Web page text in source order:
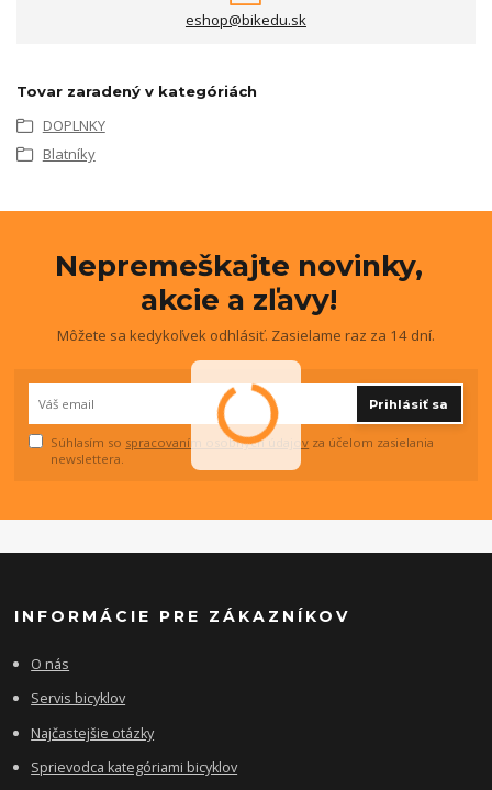
eshop@bikedu.sk
Tovar zaradený v kategóriách
DOPLNKY
Blatníky
Nepremeškajte novinky,
akcie a zľavy!
Môžete sa kedykoľvek odhlásiť. Zasielame raz za 14 dní.
Prihlásiť sa
Súhlasím so spracovaním osobných údajov za účelom zasielania
newslettera.
INFORMÁCIE PRE ZÁKAZNÍKOV
O nás
Servis bicyklov
Najčastejšie otázky
Sprievodca kategóriami bicyklov